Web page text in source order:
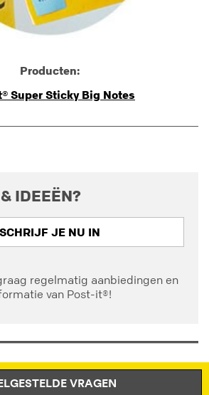
Producten:
Super Sticky Big Notes
IDEEËN?
SCHRIJF JE NU IN
regelmatig aanbiedingen en
van Post-it®!
VRAGEN